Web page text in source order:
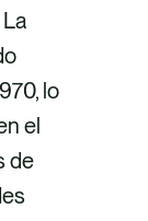
lo
el
de